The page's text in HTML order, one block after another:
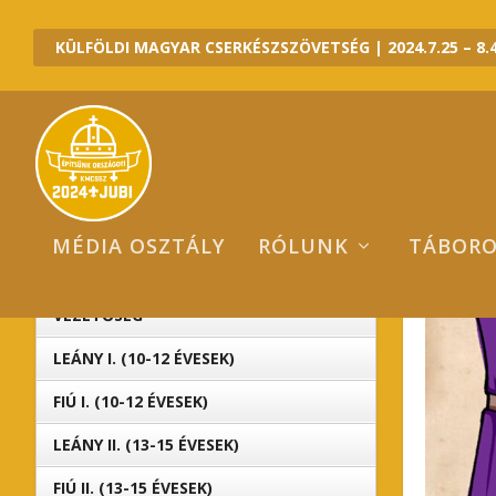
KÜLFÖLDI MAGYAR CSERKÉSZSZÖVETSÉG | 2024.7.25 –
MÉDIA OSZTÁLY RÓLUNK
VEZETŐSÉG
LEÁNY I. (10-12 ÉVESEK)
FIÚ I. (10-12 ÉVESEK)
LEÁNY II. (13-15 ÉVESEK)
FIÚ II. (13-15 ÉVESEK)